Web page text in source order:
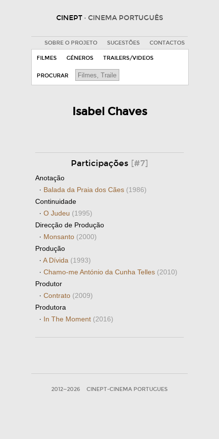
CINEPT · CINEMA PORTUGUÊS
SOBRE O PROJETO SUGESTÕES CONTACTOS
FILMES GÉNEROS TRAILERS/VIDEOS
PROCURAR
Isabel Chaves
Participações [#7]
Anotação
· Balada da Praia dos Cães (1986)
Continuidade
· O Judeu (1995)
Direcção de Produção
· Monsanto (2000)
Produção
· A Dívida (1993)
· Chamo-me António da Cunha Telles (2010)
Produtor
· Contrato (2009)
Produtora
· In The Moment (2016)
2012—2026 CINEPT-CINEMA PORTUGUES